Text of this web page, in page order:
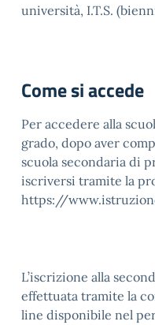
università, I.T.S.
Come si accede
Per accedere alla
grado, dopo aver
scuola secondaria di
iscriversi tramite la
https://
L’iscrizione alla
effettuata tramite la
line disponibile nel